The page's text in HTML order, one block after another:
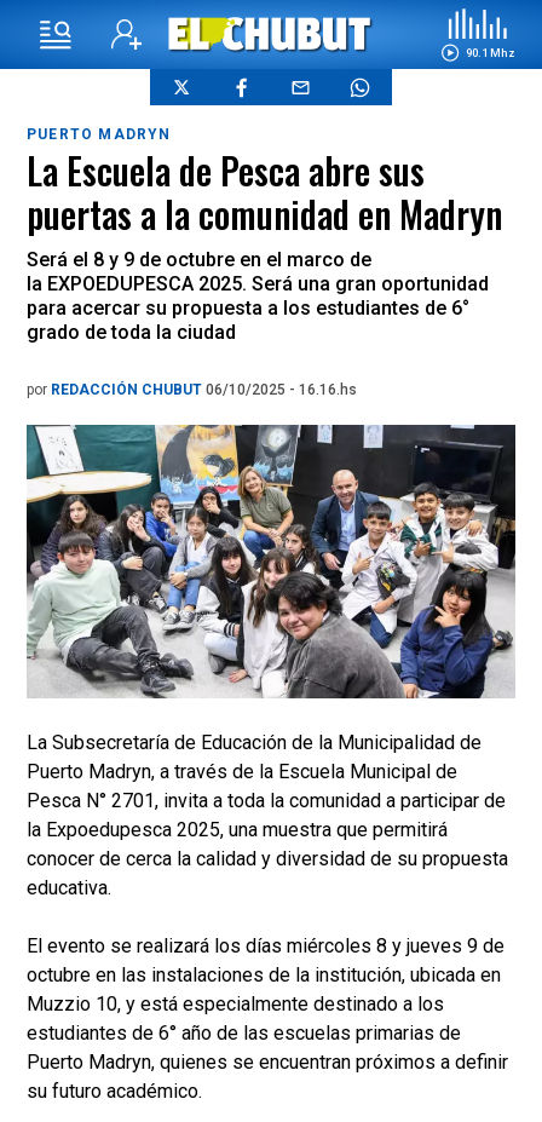
90.1 Mhz
PUERTO MADRYN
La Escuela de Pesca abre sus
puertas a la comunidad en Madryn
Será el 8 y 9 de octubre en el marco de
la EXPOEDUPESCA 2025. Será una gran oportunidad
para acercar su propuesta a los estudiantes de 6°
grado de toda la ciudad
por REDACCIÓN CHUBUT 06/10/2025 - 16.16.hs
La Subsecretaría de Educación de la Municipalidad de
Puerto Madryn, a través de la Escuela Municipal de
Pesca N° 2701, invita a toda la comunidad a participar de
la Expoedupesca 2025, una muestra que permitirá
conocer de cerca la calidad y diversidad de su propuesta
educativa.
El evento se realizará los días miércoles 8 y jueves 9 de
octubre en las instalaciones de la institución, ubicada en
Muzzio 10, y está especialmente destinado a los
estudiantes de 6° año de las escuelas primarias de
Puerto Madryn, quienes se encuentran próximos a definir
su futuro académico.